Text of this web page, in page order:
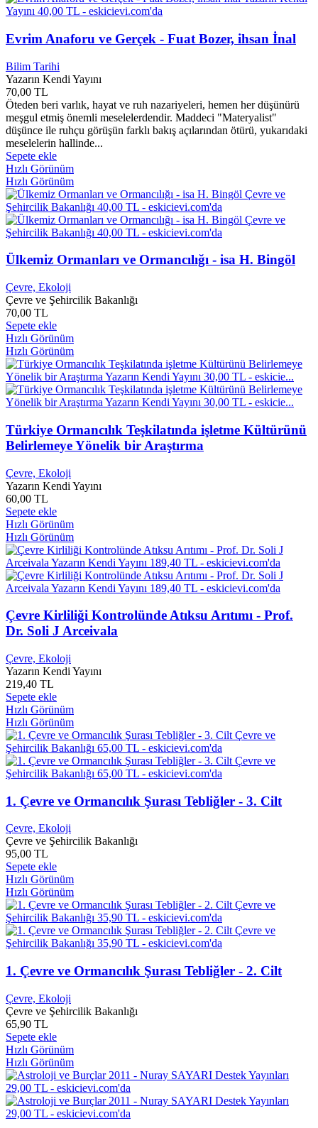
Arif Nihat ASYA 0
Arlene Eisenberg 0
0
Armie Hammer
Arnold Joseph Toynbee
Arslan Bulut 0
Arslan TEKiN 0
Art McNeil 0
Arthur Conan DOYLE
Arthur Godman
Arthur Golden
Arthur KOESTLER 0
Arthur Schnıtzler 0
Arthur Schopenhauer 0
Arzu Aygen 0
Asa Lind 0
Ascaron
Asem Nauşabay Hekimoğlu
Ashısh Dutta
Ashlee VANCE
Ashley Greene
Ashley Parker 0
Ashton Kutcher 0
Aşık Emini DÜŞTÜ 0
Aşık MAHMUDİ 0
Asım Arslan 0
Asım Aslan 0
Asım YILDIRIM
Asiye Aslı Aslaner
Aşkım Kapışmak
Aşkın Nur Yengi
Aslan Akyar 0
Aslan Tekin 0
Aslı 0
Aslı Aybars 0
Aslı Erdoğan 0
Aslı H. Arusan
Aslı Kızıltaş Bulat
Aslı T. Kızmaz
Aslıhan Akagöz
Aslıhan Gürbüz
Aslıhan Küçüker Yıldız
Asma Kilit 0
Aspire 3750 EIH30
Aspire 6935G 0
Aspire One D255 0
Asthon Kutcher 0
Asuman Dabak
Asuman Portakal 0
Asus VG24V - VG24VQ
Asus Anakart
Asus F3 0
Asus P5QPL-AM 0
Asya 0
Ata Demirer 0
Ataman Özbay 0
Atasoy MÜFTÜOĞLU
Atheros AR5B225
Atıf Özgen
Atila Doğan
Atilla Akar 0
Atilla Alp Bölükbaşı
Atilla ATALAY 0
Atilla Baysal 0
Evrim Anaforu ve Gerçek - Fuat Bozer, ihsan İnal
Bilim Tarihi
Yazarın Kendi Yayını
70,00 TL
Öteden beri varlık, hayat ve ruh nazariyeleri, hemen her düşünürü
meşgul etmiş önemli meselelerdendir. Maddeci "Materyalist"
düşünce ile ruhçu görüşün farklı bakış açılarından ötürü, yukarıdaki
meselelerin hallinde...
Sepete ekle
Hızlı Görünüm
Hızlı Görünüm
Ülkemiz Ormanları ve Ormancılığı - isa H. Bingöl
Çevre, Ekoloji
Çevre ve Şehircilik Bakanlığı
70,00 TL
Sepete ekle
Hızlı Görünüm
Hızlı Görünüm
Türkiye Ormancılık Teşkilatında işletme Kültürünü
Belirlemeye Yönelik bir Araştırma
Çevre, Ekoloji
Yazarın Kendi Yayını
60,00 TL
Sepete ekle
Hızlı Görünüm
Hızlı Görünüm
Çevre Kirliliği Kontrolünde Atıksu Arıtımı - Prof.
Dr. Soli J Arceivala
Çevre, Ekoloji
Yazarın Kendi Yayını
219,40 TL
Sepete ekle
Hızlı Görünüm
Hızlı Görünüm
1. Çevre ve Ormancılık Şurası Tebliğler - 3. Cilt
Çevre, Ekoloji
Çevre ve Şehircilik Bakanlığı
95,00 TL
Sepete ekle
Hızlı Görünüm
Hızlı Görünüm
1. Çevre ve Ormancılık Şurası Tebliğler - 2. Cilt
Çevre, Ekoloji
Çevre ve Şehircilik Bakanlığı
65,90 TL
Sepete ekle
Hızlı Görünüm
Hızlı Görünüm